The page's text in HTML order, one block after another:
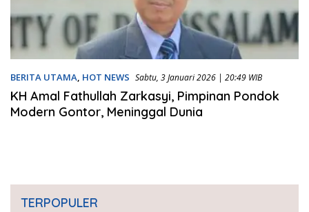
BERITA UTAMA, HOT NEWS Sabtu, 3 Januari 2026 | 20:49 WIB
KH Amal Fathullah Zarkasyi, Pimpinan Pondok
Modern Gontor, Meninggal Dunia
TERPOPULER